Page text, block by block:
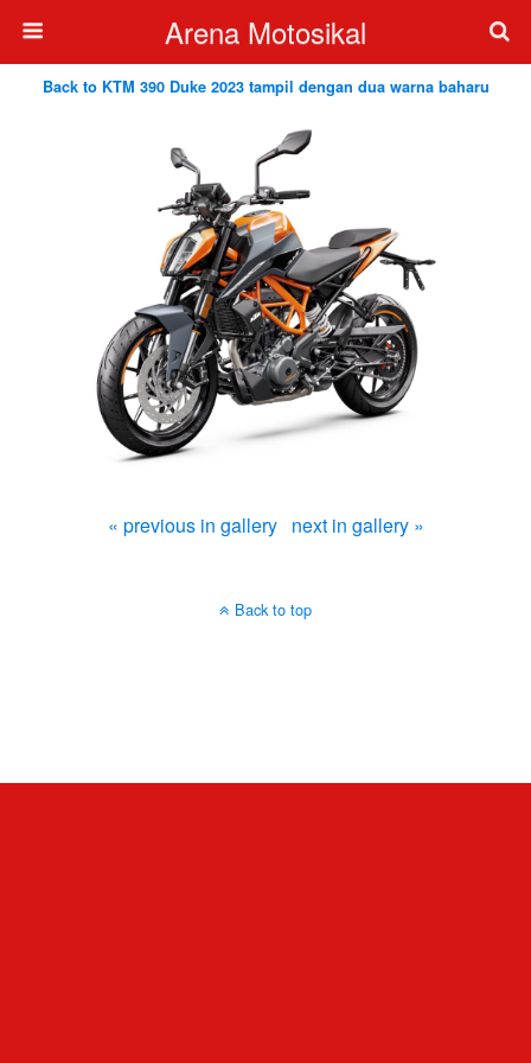
Arena Motosikal
Back to KTM 390 Duke 2023 tampil dengan dua warna baharu
« previous in gallery next in gallery »
Back to top